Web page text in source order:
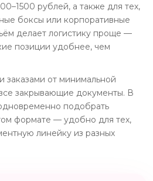
рублей, а также для тех,
боксы или корпоративные
делает логистику проще —
позиции удобнее, чем
от минимальной
закрывающие документы. В
подобрать
формате — удобно для тех,
линейку из разных